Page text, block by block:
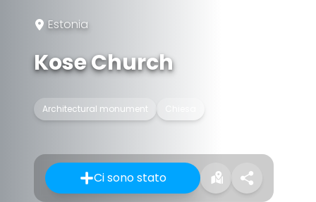
Estonia
Kose Church
Architectural monument
Ci sono stato